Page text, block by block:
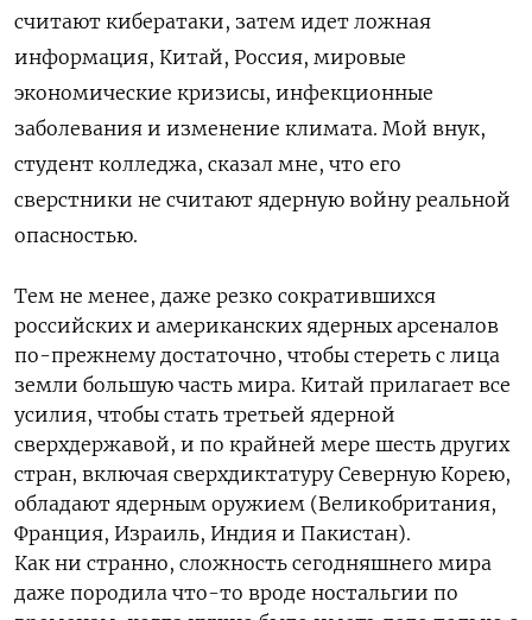
считают кибератаки, затем идет ложная
информация, Китай, Россия, мировые
экономические кризисы, инфекционные
заболевания и изменение климата. Мой внук,
студент колледжа, сказал мне, что его
сверстники не считают ядерную войну реальной
опасностью.
Тем не менее, даже резко сократившихся
российских и американских ядерных арсеналов
по-прежнему достаточно, чтобы стереть с лица
земли большую часть мира. Китай прилагает все
усилия, чтобы стать третьей ядерной
сверхдержавой, и по крайней мере шесть других
стран, включая сверхдиктатуру Северную Корею,
обладают ядерным оружием (Великобритания,
Франция, Израиль, Индия и Пакистан).
Как ни странно, сложность сегодняшнего мира
даже породила что-то вроде ностальгии по